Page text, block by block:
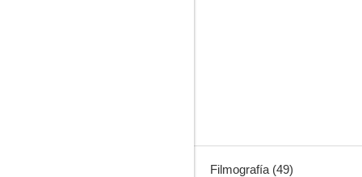
Filmografía (49)